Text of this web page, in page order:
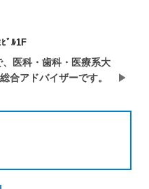
ﾞﾙ1F
医科・歯科・医療系大
合アドバイザーです。